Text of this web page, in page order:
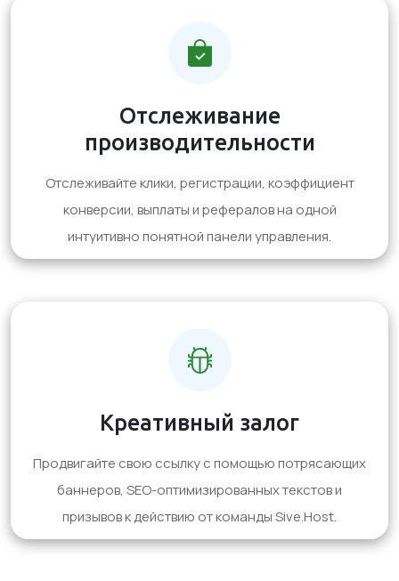
Отслеживание
производительности
Отслеживайте клики, регистрации, коэффициент
конверсии, выплаты и рефералов на одной
интуитивно понятной панели управления.
Креативный залог
Продвигайте свою ссылку с помощью потрясающих
баннеров, SEO-оптимизированных текстов и
призывов к действию от команды Sive.Host.